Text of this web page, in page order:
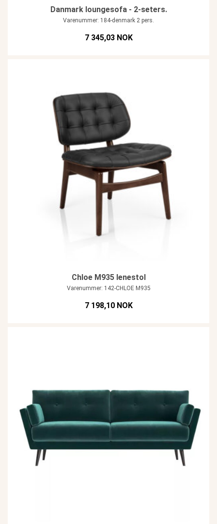
Danmark loungesofa - 2-seters.
Varenummer: 184-denmark 2 pers.
7 345,03 NOK
Chloe M935 lenestol
Varenummer: 142-CHLOE M935
7 198,10 NOK